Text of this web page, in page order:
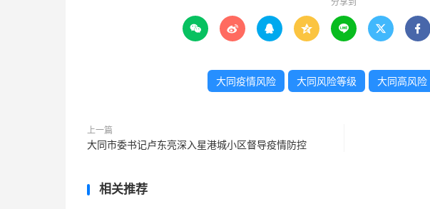
      
大同疫情风险 大同风险等级 大同高风险
上一篇
大同市委书记卢东亮深入星港城小区督导疫情防控
相关推荐